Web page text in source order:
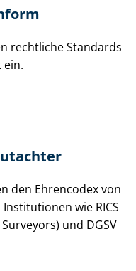
rechtliche Standards
ein.
den Ehrencodex von
wie RICS
und DGSV